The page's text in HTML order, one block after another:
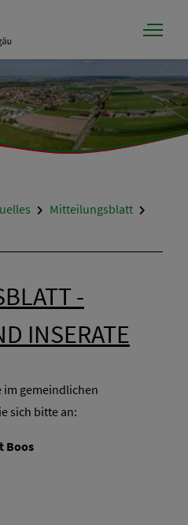
Mitteilungsblatt
-
INSERATE
im gemeindlichen
sich bitte an:
Boos